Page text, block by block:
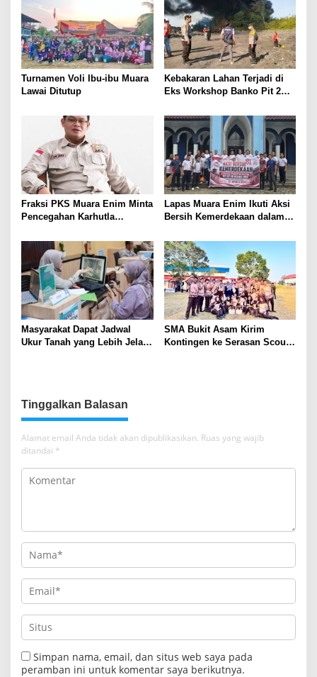
Turnamen Voli Ibu-ibu Muara
Lawai Ditutup
Kebakaran Lahan Terjadi di
Eks Workshop Banko Pit 2
Fraksi PKS Muara Enim Minta
Pencegahan Karhutla
Lapas Muara Enim Ikuti Aksi
Bersih Kemerdekaan dalam
Indonesia
Masyarakat Dapat Jadwal
Ukur Tanah yang Lebih Jelas
SMA Bukit Asam Kirim
Kontingen ke Serasan Scout
Tinggalkan Balasan
Alamat email Anda tidak akan dipublikasikan. Ruas yang wajib
ditandai *
Simpan nama, email, dan situs web saya pada
peramban ini untuk komentar saya berikutnya.